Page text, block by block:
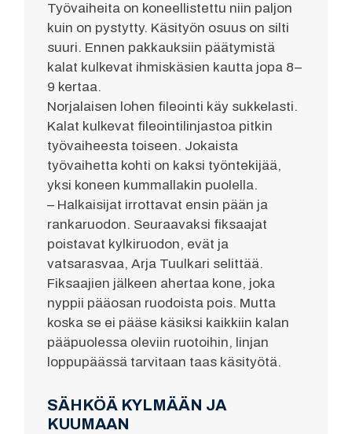
Työvaiheita on koneellistettu niin paljon
kuin on pystytty. Käsityön osuus on silti
suuri. Ennen pakkauksiin päätymistä
kalat kulkevat ihmiskäsien kautta jopa 8–
9 kertaa.
Norjalaisen lohen fileointi käy sukkelasti.
Kalat kulkevat fileointilinjastoa pitkin
työvaiheesta toiseen. Jokaista
työvaihetta kohti on kaksi työntekijää,
yksi koneen kummallakin puolella.
– Halkaisijat irrottavat ensin pään ja
rankaruodon. Seuraavaksi fiksaajat
poistavat kylkiruodon, evät ja
vatsarasvaa, Arja Tuulkari selittää.
Fiksaajien jälkeen ahertaa kone, joka
nyppii pääosan ruodoista pois. Mutta
koska se ei pääse käsiksi kaikkiin kalan
pääpuolessa oleviin ruotoihin, linjan
loppupäässä tarvitaan taas käsityötä.
SÄHKÖÄ KYLMÄÄN JA
KUUMAAN